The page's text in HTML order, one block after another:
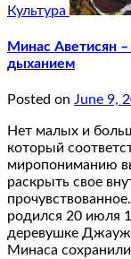
Культура
Минас Аветисян
дыханием
Posted on June 9,
Нет малых и
который
миропониманию
раскрыть свое
родился 20 июля
деревушке
Минаса